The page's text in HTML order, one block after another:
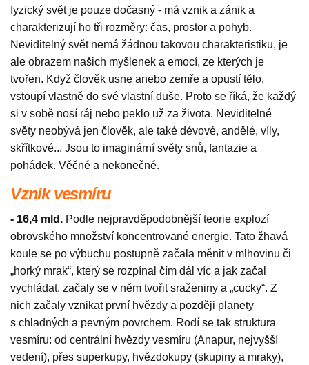
fyzický svět je pouze dočasný - má vznik a zánik a
charakterizují ho tři rozměry: čas, prostor a pohyb.
Neviditelný svět nemá žádnou takovou charakteristiku, je
ale obrazem našich myšlenek a emocí, ze kterých je
tvořen. Když člověk usne anebo zemře a opustí tělo,
vstoupí vlastně do své vlastní duše. Proto se říká, že každý
si v sobě nosí ráj nebo peklo už za života. Neviditelné
světy neobývá jen člověk, ale také dévové, andělé, víly,
skřítkové... Jsou to imaginární světy snů, fantazie a
pohádek. Věčné a nekonečné.
Vznik vesmíru
- 16,4 mld. Podle nejpravděpodobnější teorie explozí
obrovského množství koncentrované energie. Tato žhavá
koule se po výbuchu postupně začala měnit v mlhovinu či
„horký mrak“, který se rozpínal čím dál víc a jak začal
vychládat, začaly se v něm tvořit sraženiny a „cucky“. Z
nich začaly vznikat první hvězdy a později planety
s chladných a pevným povrchem. Rodí se tak struktura
vesmíru: od centrální hvězdy vesmíru (Anapur, nejvyšší
vedení), přes superkupy, hvězdokupy (skupiny a mraky),